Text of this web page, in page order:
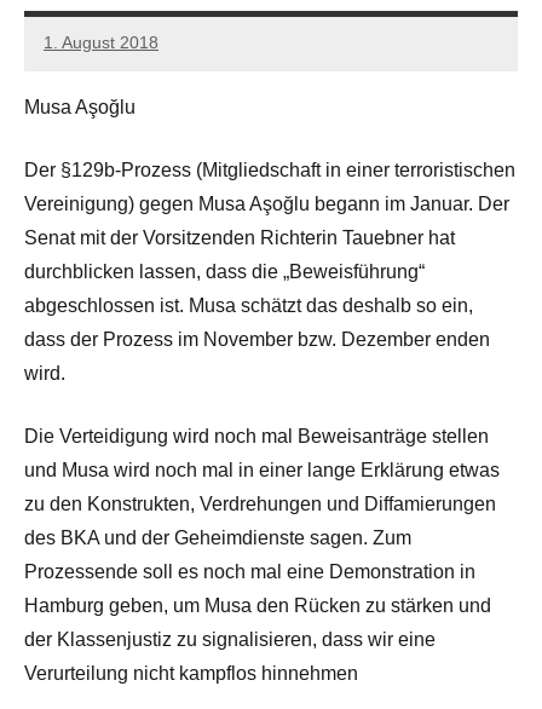
1. August 2018
admin
Musa Aşoğlu
Der §129b-Prozess (Mitgliedschaft in einer terroristischen
Vereinigung) gegen Musa Aşoğlu begann im Januar. Der
Senat mit der Vorsitzenden Richterin Tauebner hat
durchblicken lassen, dass die „Beweisführung“
abgeschlossen ist. Musa schätzt das deshalb so ein,
dass der Prozess im November bzw. Dezember enden
wird.
Die Verteidigung wird noch mal Beweisanträge stellen
und Musa wird noch mal in einer lange Erklärung etwas
zu den Konstrukten, Verdrehungen und Diffamierungen
des BKA und der Geheimdienste sagen. Zum
Prozessende soll es noch mal eine Demonstration in
Hamburg geben, um Musa den Rücken zu stärken und
der Klassenjustiz zu signalisieren, dass wir eine
Verurteilung nicht kampflos hinnehmen